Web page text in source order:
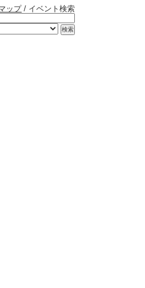
ップ/ イベント検索